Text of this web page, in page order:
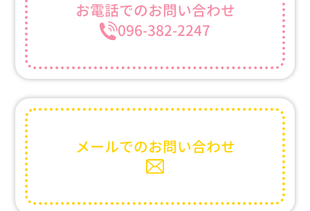
お電話でのお問い合わせ
096-382-2247
メールでのお問い合わせ